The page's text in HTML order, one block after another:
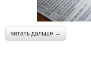
читать дальше →